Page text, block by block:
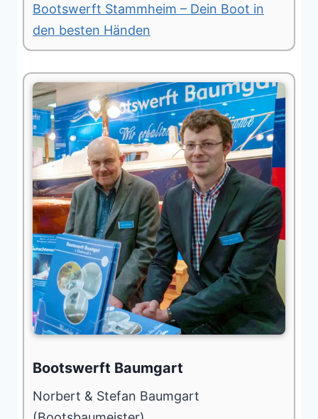
Bootswerft Stammheim – Dein Boot in
den besten Händen
Bootswerft Baumgart
Norbert & Stefan Baumgart